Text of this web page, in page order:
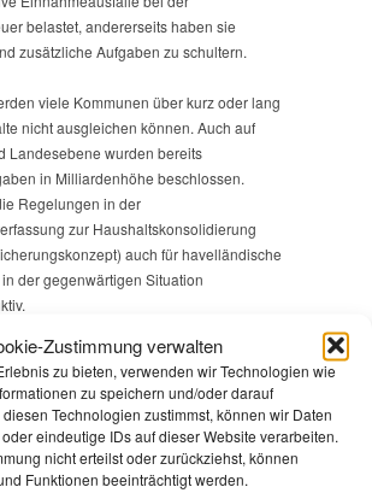
Zustimmung verwalten
zu bieten, verwenden wir Technologien wie
zu speichern und/oder darauf
Technologien zustimmst, können wir Daten
eindeutige IDs auf dieser Website verarbeiten.
nicht erteilst oder zurückziehst, können
Funktionen beeinträchtigt werden.
belastet, andererseits haben sie
zusätzliche Aufgaben zu schultern.
viele Kommunen über kurz oder lang
nicht ausgleichen können. Auch auf
Landesebene wurden bereits
in Milliardenhöhe beschlossen.
Regelungen in der
zur Haushaltskonsolidierung
auch für havelländische
der gegenwärtigen Situation
der Corona-Krise sind nicht von den
Deshalb ist es inakzeptabel
Familie neue Sparauflagen
und sie damit zu zwingen, freiwillige
kürzen. Es muss den Kommunen jetzt
eingeräumt werden, um drohende